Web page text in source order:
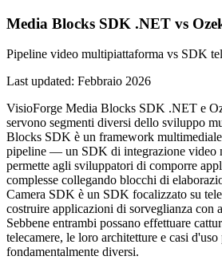
Media Blocks SDK .NET vs
Pipeline video multipiattaforma vs SDK
Last updated: Febbraio 2026
VisioForge Media Blocks SDK .NET e
servono segmenti diversi dello sviluppo
Blocks SDK è un framework
pipeline — un SDK di integrazione video
permette agli sviluppatori di comporre
complesse collegando blocchi di
Camera SDK è un SDK focalizzato su
costruire applicazioni di sorveglianza con
Sebbene entrambi possano effettuare
telecamere, le loro architetture e casi
fondamentalmente diversi.